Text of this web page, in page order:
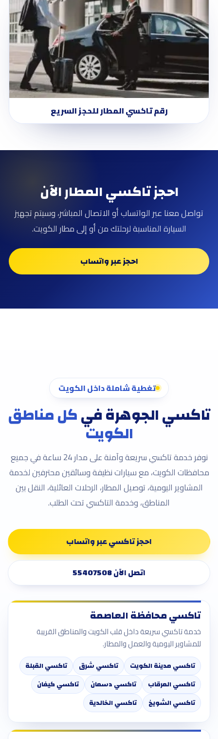
رقم تاكسي المطار للحجز السريع
احجز تاكسي المطار الآن
تواصل معنا عبر الواتساب أو الاتصال المباشر، وسيتم تجهيز
السيارة المناسبة لرحلتك من أو إلى مطار الكويت.
احجز عبر واتساب
تغطية شاملة داخل الكويت
تاكسي الجوهرة فيكل مناطق
الكويت
نوفر خدمة تاكسي سريعة وآمنة على مدار 24 ساعة في جميع
محافظات الكويت، مع سيارات نظيفة وسائقين محترفين لخدمة
المشاوير اليومية، توصيل المطار، الرحلات العائلية، النقل بين
المناطق، وخدمة التاكسي تحت الطلب.
احجز تاكسي عبر واتساب
اتصل الآن 55407508
تاكسي محافظة العاصمة
خدمة تاكسي سريعة داخل قلب الكويت والمناطق القريبة
للمشاوير اليومية والعمل والمطار.
تاكسي مدينة الكويت تاكسي شرق
تاكسي القبلة
تاكسي المرقاب
تاكسي دسمان
تاكسي كيفان
تاكسي الشويخ
تاكسي الخالدية